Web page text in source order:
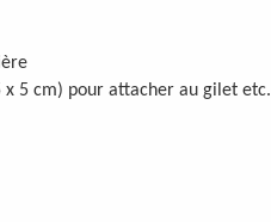
5 cm) pour attacher au gilet etc.